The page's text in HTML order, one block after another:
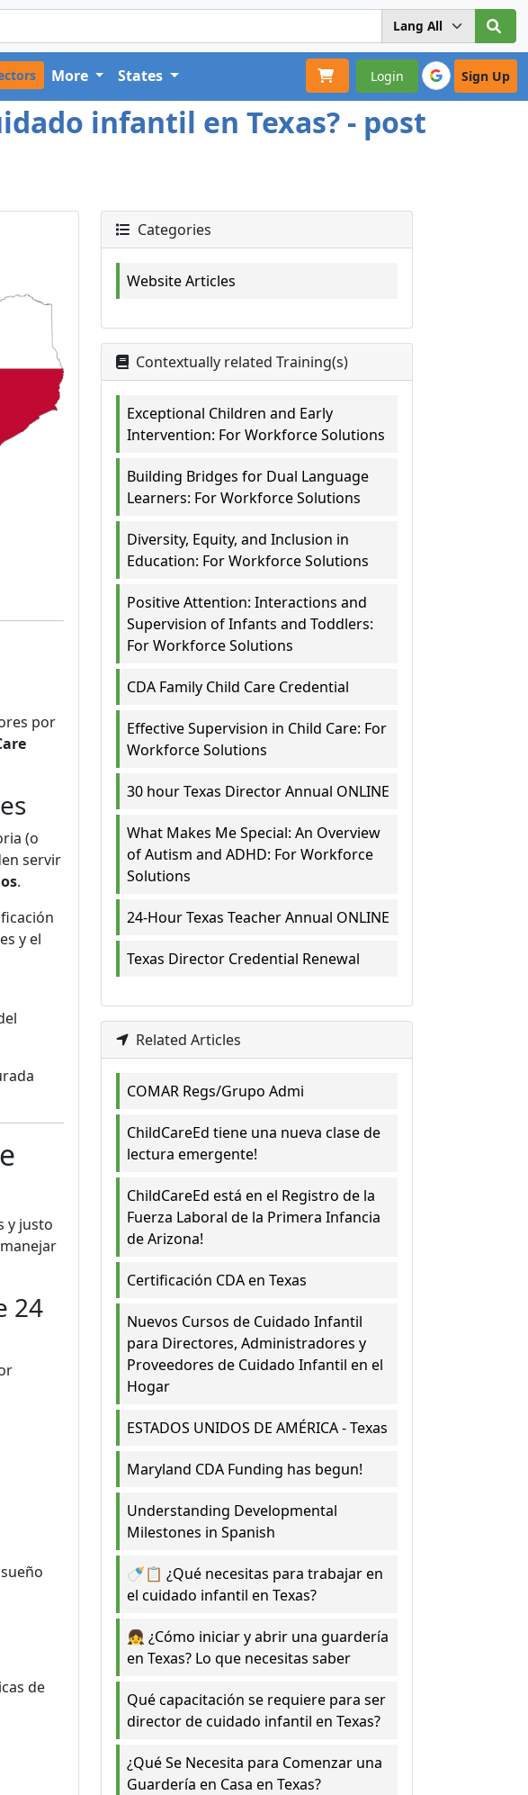
Login Sign Up
More States
infantil en Texas? - post
por
(o
servir
.
y el
y justo
24
de
Categories
Website Articles
Contextually related Training(s)
Exceptional Children and Early
Intervention: For Workforce Solutions
Building Bridges for Dual Language
Learners: For Workforce Solutions
Diversity, Equity, and Inclusion in
Education: For Workforce Solutions
Positive Attention: Interactions and
Supervision of Infants and Toddlers:
For Workforce Solutions
CDA Family Child Care Credential
Effective Supervision in Child Care: For
Workforce Solutions
30 hour Texas Director Annual ONLINE
What Makes Me Special: An Overview
of Autism and ADHD: For Workforce
Solutions
24-Hour Texas Teacher Annual ONLINE
Texas Director Credential Renewal
Related Articles
COMAR Regs/Grupo Admi
ChildCareEd tiene una nueva clase de
lectura emergente!
ChildCareEd está en el Registro de la
Fuerza Laboral de la Primera Infancia
de Arizona!
Certificación CDA en Texas
Nuevos Cursos de Cuidado Infantil
para Directores, Administradores y
Proveedores de Cuidado Infantil en el
Hogar
ESTADOS UNIDOS DE AMÉRICA - Texas
Maryland CDA Funding has begun!
Understanding Developmental
Milestones in Spanish
🍼📋 ¿Qué necesitas para trabajar en
el cuidado infantil en Texas?
👧 ¿Cómo iniciar y abrir una guardería
en Texas? Lo que necesitas saber
Qué capacitación se requiere para ser
director de cuidado infantil en Texas?
¿Qué Se Necesita para Comenzar una
Guardería en Casa en Texas?